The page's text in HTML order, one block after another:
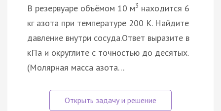
В резервуаре объёмом 10 м3 находится 6
кг азота при температуре 200 К. Найдите
давление внутри сосуда.Ответ выразите в
кПа и округлите с точностью до десятых.
(Молярная масса азота…